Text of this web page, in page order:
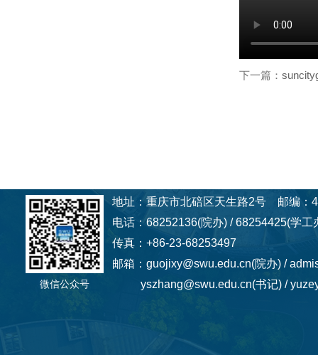
下一篇：
微信公众号
地址：重庆市北碚区天生路2号 邮编：
电话：68252136(院办) / 68254425(学
传真：+86-23-68253497
邮箱：guojixy@swu.edu.cn(院办) /
yszhang@swu.edu.cn(书记) /